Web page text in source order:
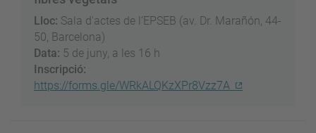
Lloc: Sala d'actes de l’EPSEB (av. Dr. Marañón, 44-
50, Barcelona)
Data: 5 de juny, a les 16 h
Inscripció:
https://forms.gle/WRkALQKzXPr8Vzz7A